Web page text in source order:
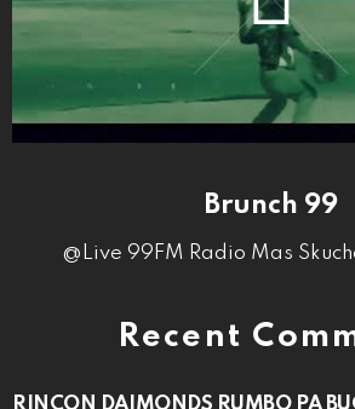
Brunch 99
@Live 99FM Radio Mas
Recent
RINCON DAIMONDS RUMBO PA